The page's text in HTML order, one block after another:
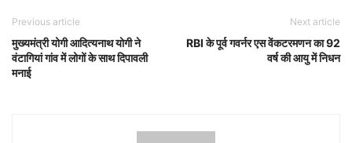
Previous article
मुख्यमंत्री योगी आदित्यनाथ योगी ने
वंटागियां गांव में लोगों के साथ दिपावली
मनाई
Next article
RBI के पूर्व गवर्नर एस वेंकटरमणन का 92
वर्ष की आयु में निधन